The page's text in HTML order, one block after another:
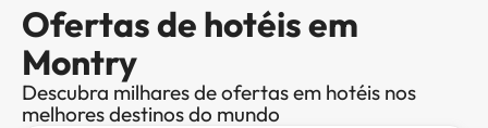
Ofertas de hotéis em
Montry
Descubra milhares de ofertas em hotéis nos
melhores destinos do mundo